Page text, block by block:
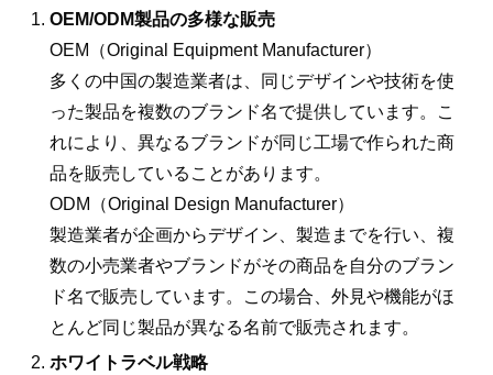
OEM/ODM製品の多様な販売
OEM（Original Equipment Manufacturer）
多くの中国の製造業者は、同じデザインや技術を使
った製品を複数のブランド名で提供しています。こ
れにより、異なるブランドが同じ工場で作られた商
品を販売していることがあります。
ODM（Original Design Manufacturer）
製造業者が企画からデザイン、製造までを行い、複
数の小売業者やブランドがその商品を自分のブラン
ド名で販売しています。この場合、外見や機能がほ
とんど同じ製品が異なる名前で販売されます。
ホワイトラベル戦略